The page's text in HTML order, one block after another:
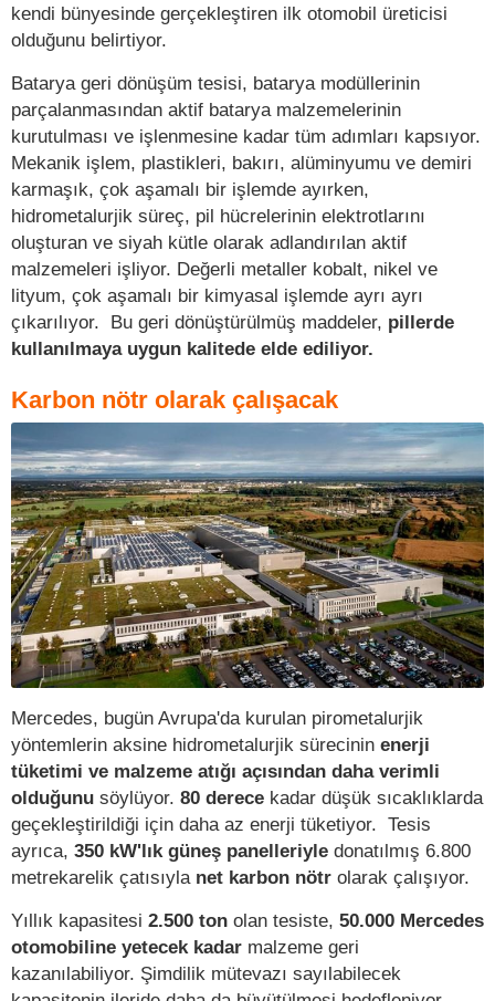
kendi bünyesinde gerçekleştiren ilk otomobil üreticisi
olduğunu belirtiyor.
Batarya geri dönüşüm tesisi, batarya modüllerinin
parçalanmasından aktif batarya malzemelerinin
kurutulması ve işlenmesine kadar tüm adımları kapsıyor.
Mekanik işlem, plastikleri, bakırı, alüminyumu ve demiri
karmaşık, çok aşamalı bir işlemde ayırken,
hidrometalurjik süreç, pil hücrelerinin elektrotlarını
oluşturan ve siyah kütle olarak adlandırılan aktif
malzemeleri işliyor. Değerli metaller kobalt, nikel ve
lityum, çok aşamalı bir kimyasal işlemde ayrı ayrı
çıkarılıyor. Bu geri dönüştürülmüş maddeler, pillerde
kullanılmaya uygun kalitede elde ediliyor.
Karbon nötr olarak çalışacak
Mercedes, bugün Avrupa'da kurulan pirometalurjik
yöntemlerin aksine hidrometalurjik sürecinin enerji
tüketimi ve malzeme atığı açısından daha verimli
olduğunu söylüyor. 80 derece kadar düşük sıcaklıklarda
geçekleştirildiği için daha az enerji tüketiyor. Tesis
ayrıca, 350 kW'lık güneş panelleriyle donatılmış 6.800
metrekarelik çatısıyla net karbon nötr olarak çalışıyor.
Yıllık kapasitesi 2.500 ton olan tesiste, 50.000 Mercedes
otomobiline yetecek kadar malzeme geri
kazanılabiliyor. Şimdilik mütevazı sayılabilecek